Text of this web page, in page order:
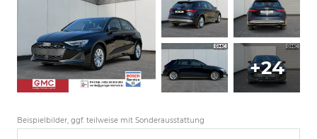
+24
Beispielbilder, ggf. teilweise mit Sonderausstattung